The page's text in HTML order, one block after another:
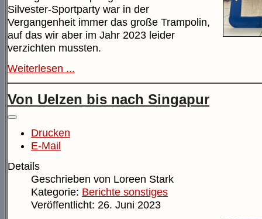
Silvester-Sportparty war in der
Vergangenheit immer das große Trampolin,
auf das wir aber im Jahr 2023 leider
verzichten mussten.
Weiterlesen ...
Von Uelzen bis nach Singapur
Drucken
E-Mail
Details
Geschrieben von Loreen Stark
Kategorie: Berichte sonstiges
Veröffentlicht: 26. Juni 2023